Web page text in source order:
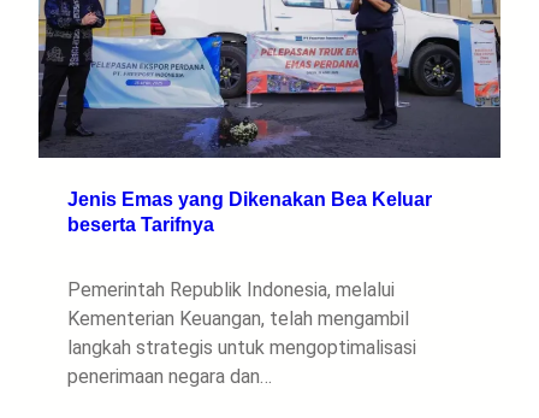
Jenis Emas yang Dikenakan Bea Keluar
beserta Tarifnya
Pemerintah Republik Indonesia, melalui
Kementerian Keuangan, telah mengambil
langkah strategis untuk mengoptimalisasi
penerimaan negara dan…